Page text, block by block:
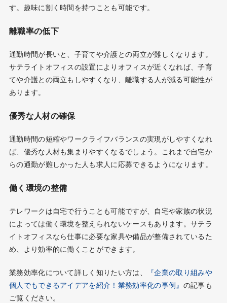
す。趣味に割く時間を持つことも可能です。
離職率の低下
通勤時間が長いと、子育てや介護との両立が難しくなります。
サテライトオフィスの設置によりオフィスが近くなれば、子育
てや介護との両立もしやすくなり、離職する人が減る可能性が
あります。
優秀な人材の確保
通勤時間の短縮やワークライフバランスの実現がしやすくなれ
ば、優秀な人材も集まりやすくなるでしょう。これまで自宅か
らの通勤が難しかった人も求人に応募できるようになります。
働く環境の整備
テレワークは自宅で行うことも可能ですが、自宅や家族の状況
によっては働く環境を整えられないケースもあります。サテラ
イトオフィスなら仕事に必要な家具や備品が整備されているた
め、より効率的に働くことができます。
業務効率化について詳しく知りたい方は、
『企業の取り組みや
個人でもできるアイデアを紹介！業務効率化の事例』 の記事も
ご覧ください。